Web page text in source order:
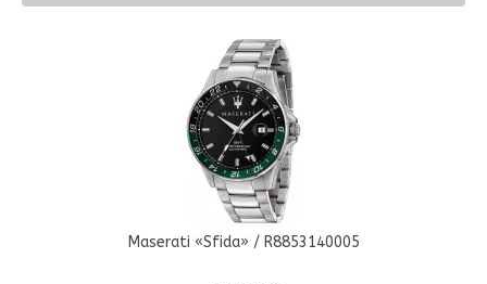
Maserati «Sfida» / R8853140005